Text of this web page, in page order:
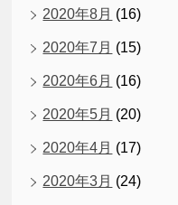
2020年8月 (16)
2020年7月 (15)
2020年6月 (16)
2020年5月 (20)
2020年4月 (17)
2020年3月 (24)